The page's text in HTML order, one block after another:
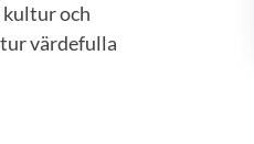
kultur och
tur värdefulla